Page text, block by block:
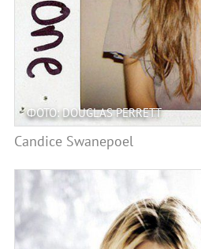
ФОТО: DOUGLAS PERRETT
Candice Swanepoel